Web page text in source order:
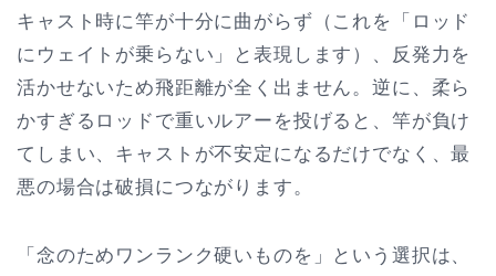
キャスト時に竿が十分に曲がらず（これを「ロッド
にウェイトが乗らない」と表現します）、反発力を
活かせないため飛距離が全く出ません。逆に、柔ら
かすぎるロッドで重いルアーを投げると、竿が負け
てしまい、キャストが不安定になるだけでなく、最
悪の場合は破損につながります。
「念のためワンランク硬いものを」という選択は、